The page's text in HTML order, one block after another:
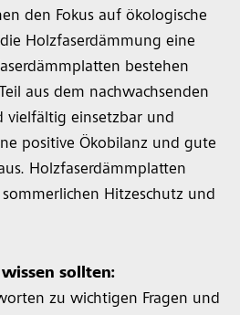
den Fokus auf ökologische
Holzfaserdämmung eine
bestehen
aus dem nachwachsenden
vielfältig einsetzbar und
positive Ökobilanz und gute
Holzfaserdämmplatten
Hitzeschutz und
sollten:
zu wichtigen Fragen und